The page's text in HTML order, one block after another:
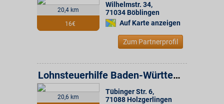
20,4 km
16€
Wilhelmstr. 34,
71034 Böblingen
Auf Karte anzeigen
Zum Partnerprofil
20,6 km
Lohnsteuerhilfe Baden-Württemberg e.V. Beratungsstelle
Tübinger Str. 6,
71088 Holzgerlingen